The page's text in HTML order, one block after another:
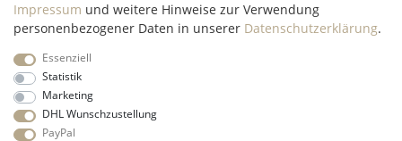
Impressum
Vertrag widerrufen
Impressum und weitere Hinweise zur Verwendung
personenbezogener Daten in unserer Daten­schutz­erklärung.
Essenziell
Statistik
Marketing
DHL Wunschzustellung
PayPal